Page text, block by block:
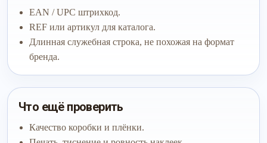
EAN / UPC штрихкод.
REF или артикул для каталога.
Длинная служебная строка, не похожая на формат
бренда.
Что ещё проверить
Качество коробки и плёнки.